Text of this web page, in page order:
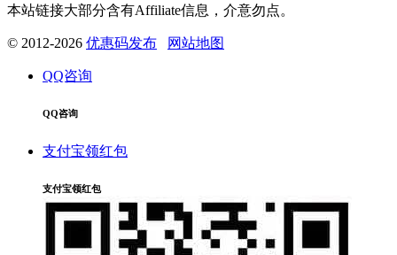
本站链接大部分含有Affiliate信息，介意勿点。
© 2012-2026 优惠码发布 网站地图
QQ咨询
QQ咨询
支付宝领红包
支付宝领红包